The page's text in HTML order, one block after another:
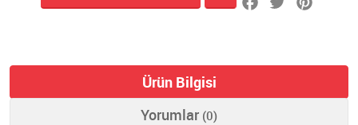
Ürün Bilgisi
Yorumlar (0)